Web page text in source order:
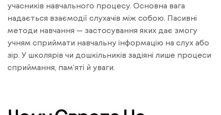
учасників навчального процесу. Основна вага
надається взаємодії слухачів між собою. Пасивні
методи навчання — застосування яких дає змогу
учням сприймати навчальну інформацію на слух або
зір. У школярів чи дошкільників задіяні лише процеси
сприймання, пам’яті й уваги.